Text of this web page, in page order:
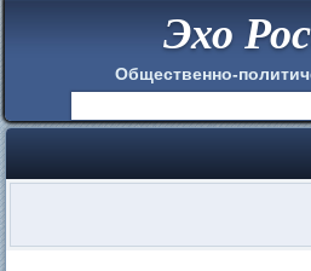
Эхо
Общественно-